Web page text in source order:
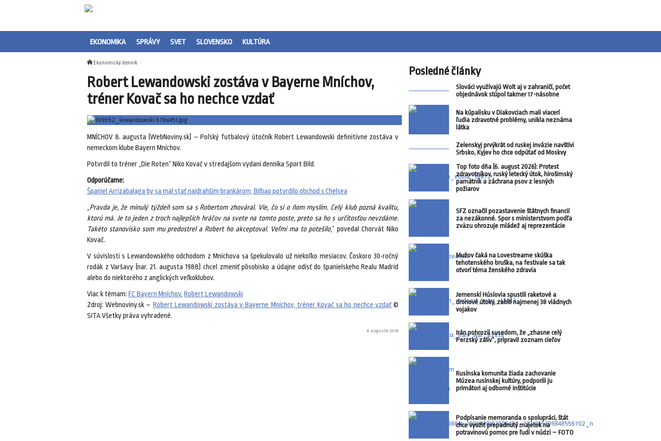
EKONOMIKA SPRÁVY SVET SLOVENSKO KULTÚRA
Ekonomický denník
Robert Lewandowski zostáva v Bayerne Mníchov,
tréner Kovač sa ho nechce vzdať
MNÍCHOV 8. augusta (WebNoviny.sk) – Poľský futbalový útočník Robert Lewandowski definitívne zostáva v
nemeckom klube Bayern Mníchov.
Potvrdil to tréner „Die Roten“ Niko Kovač v stredajšom vydaní denníka Sport Bild.
Odporúčame:
Španiel Arrizabalaga by sa mal stať najdrahším brankárom, Bilbao potvrdilo obchod s Chelsea
„Pravda je, že minulý týždeň som sa s Robertom zhováral. Vie, čo si o ňom myslím. Celý klub pozná kvalitu,
ktorú má. Je to jeden z troch najlepších hráčov na svete na tomto poste, preto sa ho s určitosťou nevzdáme.
Takéto stanovisko som mu predostrel a Robert ho akceptoval. Veľmi ma to potešilo,“ povedal Chorvát Niko
Kovač.
V súvislosti s Lewandowského odchodom z Mníchova sa špekulovalo už niekoľko mesiacov. Čoskoro 30-ročný
rodák z Varšavy (nar. 21. augusta 1988) chcel zmeniť pôsobisko a údajne odísť do španielskeho Realu Madrid
alebo do niektorého z anglických veľkoklubov.
Viac k témam: FC Bayern Mníchov, Robert Lewandowski
Zdroj: Webnoviny.sk – Robert Lewandowski zostáva v Bayerne Mníchov, tréner Kovač sa ho nechce vzdať©
SITA Všetky práva vyhradené.
8. augusta 2018
Posledné články
Slováci využívajú Wolt aj v zahraničí, počet
objednávok stúpol takmer 17-násobne
Na kúpalisku v Diakovciach mali viacerí
ľudia zdravotné problémy, unikla neznáma
látka
Zelenskyj prvýkrát od ruskej invázie navštívi
Srbsko, Kyjev ho chce odpútať od Moskvy
Top foto dňa (6. august 2026): Protest
zdravotníkov, ruský letecký útok, hirošimský
pamätník a záchrana psov z lesných
požiarov
SFZ označil pozastavenie štátnych financií
za nezákonné. Spor s ministerstvom podľa
zväzu ohrozuje mládež aj reprezentácie
Mužov čaká na Lovestreame skúška
tehotenského bruška, na festivale sa tak
otvorí téma ženského zdravia
Jemenskí Húsíovia spustili raketové a
dronové útoky, zabili najmenej 38 vládnych
vojakov
Irán pohrozil susedom, že „zhasne celý
Perzský záliv“, pripravil zoznam cieľov
Rusínska komunita žiada zachovanie
Múzea rusínskej kultúry, podporili ju
primátori aj odborné inštitúcie
Podpísanie memoranda o spolupráci, štát
chce využiť prepadnutý majetok na
potravinovú pomoc pre ľudí v núdzi – FOTO